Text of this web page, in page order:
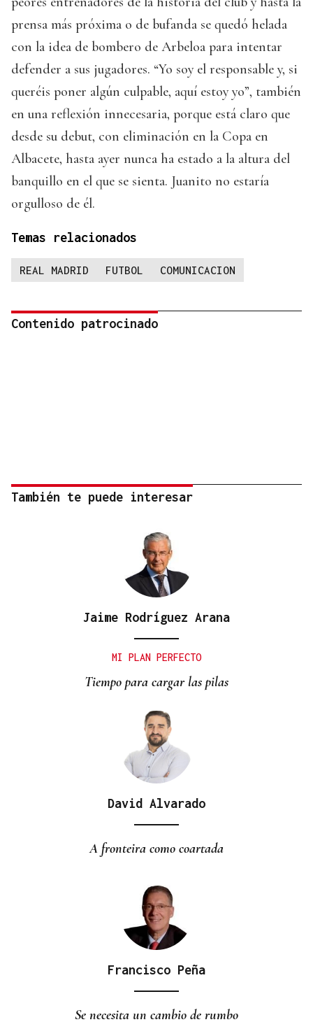
prensa más próxima o de bufanda se quedó helada
con la idea de bombero de Arbeloa para intentar
defender a sus jugadores. “Yo soy el responsable y, si
queréis poner algún culpable, aquí estoy yo”, también
en una reflexión innecesaria, porque está claro que
desde su debut, con eliminación en la Copa en
Albacete, hasta ayer nunca ha estado a la altura del
banquillo en el que se sienta. Juanito no estaría
orgulloso de él.
Temas relacionados
REAL MADRID FUTBOL COMUNICACION
Contenido patrocinado
También te puede interesar
Jaime Rodríguez Arana
MI PLAN PERFECTO
Tiempo para cargar las pilas
David Alvarado
A fronteira como coartada
Francisco Peña
Se necesita un cambio de rumbo